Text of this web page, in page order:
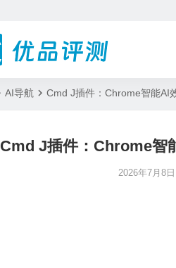
AI导航 Cmd J插件：Chrome智能AI
Cmd J插件：Chrome智
2026年7月8